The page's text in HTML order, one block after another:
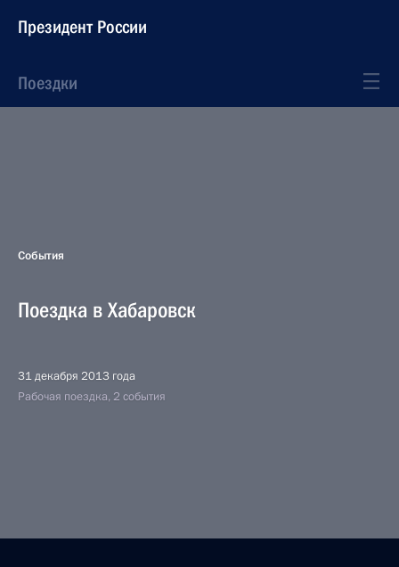
Президент России
Поездки
События
Поездка в Хабаровск
31 декабря 2013 года
Рабочая поездка, 2 события